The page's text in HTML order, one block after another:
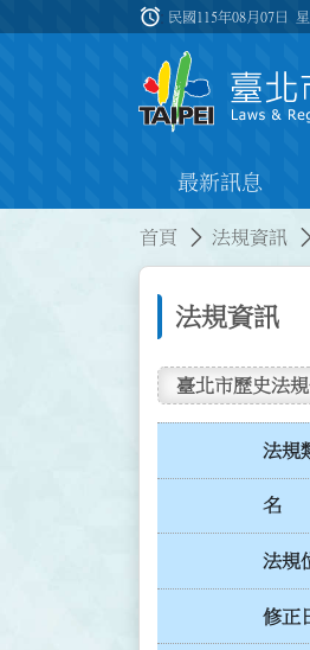
:::
alarm 民國115年08月07日
最新訊息
首頁 法規資訊
法規資訊
臺北市歷史法
法規
名
法規
修正